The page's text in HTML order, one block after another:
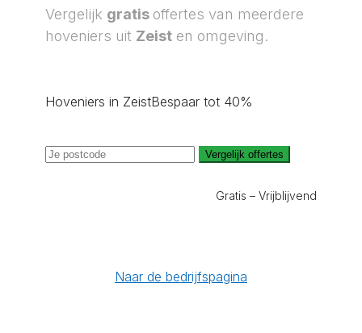
Vergelijk gratis offertes van meerdere
hoveniers uit Zeist en omgeving.
Hoveniers in ZeistBespaar tot 40%
Vergelijk offertes
Gratis – Vrijblijvend
Naar de bedrijfspagina